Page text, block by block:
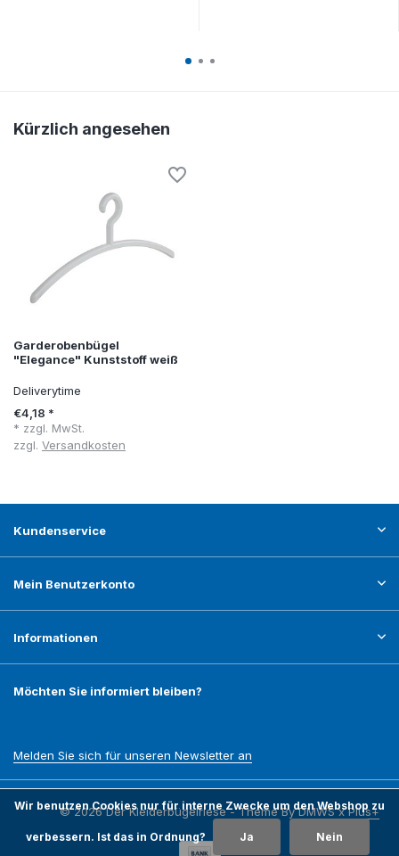
Kürzlich angesehen
Garderobenbügel
"Elegance" Kunststoff weiß
Deliverytime
€4,18 *
* zzgl. MwSt.
zzgl. Versandkosten
Kundenservice
Mein Benutzerkonto
Informationen
Möchten Sie informiert bleiben?
Melden Sie sich für unseren Newsletter an
© 2026 Der Kleiderbügelriese - Theme ByDMWSxPlus+
Wir benutzen Cookies nur für interne Zwecke um den Webshop zu
verbessern. Ist das in Ordnung? Ja Nein